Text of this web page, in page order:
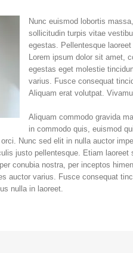
Nunc euismod lobortis
sollicitudin turpis vitae
egestas. Pellentesque
Lorem ipsum dolor sit amet,
egestas eget molestie
varius. Fusce consequat
Aliquam erat volutpat.
Aliquam commodo gravida
in commodo quis, euismod
Nunc sed elit in nulla auctor
justo pellentesque. Etiam
conubia nostra, per inceptos
auctor varius. Fusce consequat
nulla in laoreet.